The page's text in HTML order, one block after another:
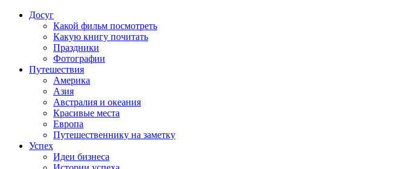
Досуг
Какой фильм посмотреть
Какую книгу почитать
Праздники
Фотографии
Путешествия
Америка
Азия
Австралия и океания
Красивые места
Европа
Путешественнику на заметку
Успех
Идеи бизнеса